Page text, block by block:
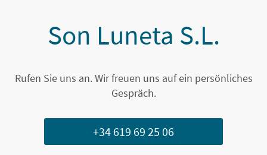
Son Luneta S.L.
Rufen Sie uns an. Wir freuen uns auf ein persönliches
Gespräch.
+34 619 69 25 06